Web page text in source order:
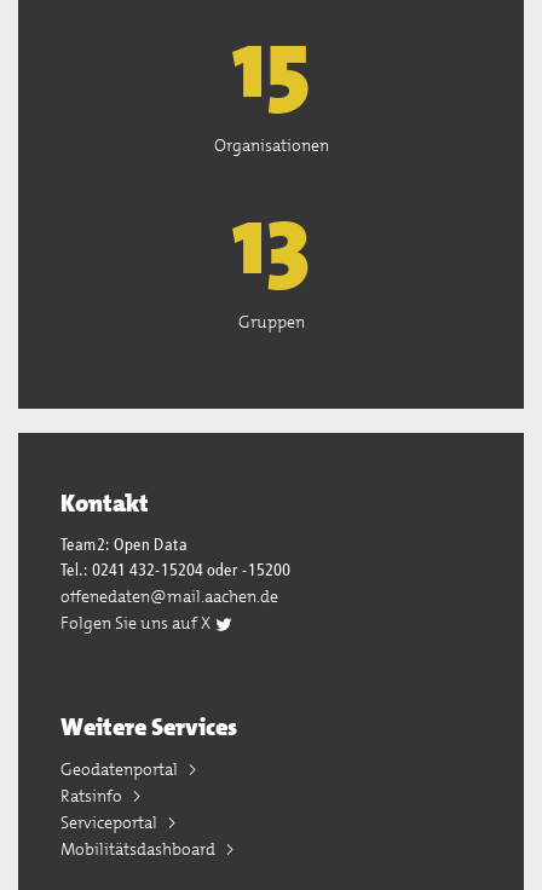
15
Organisationen
13
Gruppen
Kontakt
Team2: Open Data
Tel.: 0241 432-15204 oder -15200
offenedaten@mail.aachen.de
Folgen Sie uns auf X
Weitere Services
Geodatenportal
Ratsinfo
Serviceportal
Mobilitätsdashboard